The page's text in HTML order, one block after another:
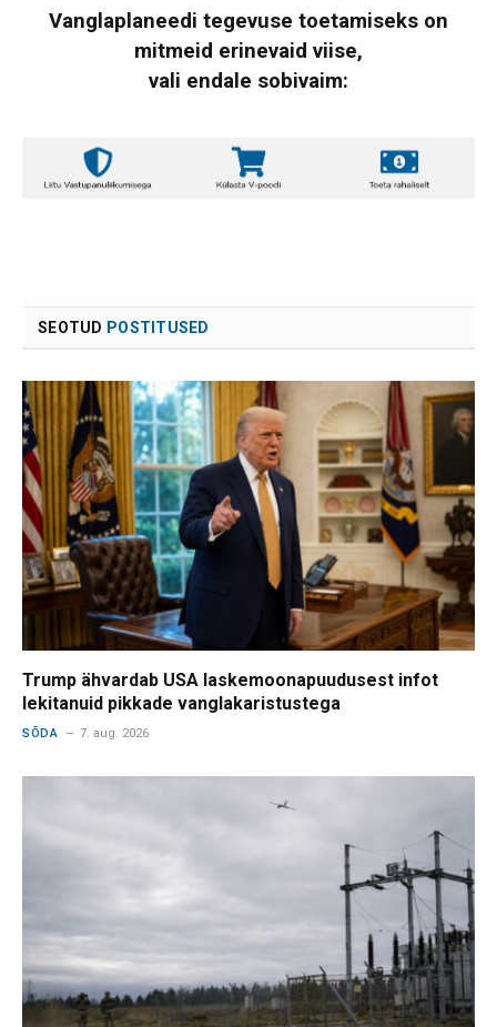
Vanglaplaneedi tegevuse toetamiseks on
mitmeid erinevaid viise,
vali endale sobivaim:
SEOTUD POSTITUSED
Trump ähvardab USA laskemoonapuudusest infot
lekitanuid pikkade vanglakaristustega
SÕDA 7. aug. 2026